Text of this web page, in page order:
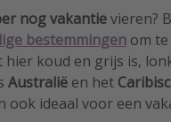
nog vakantievieren?
bestemmingen om
hier koud en grijs is,
Australië en het
ook ideaal voor een